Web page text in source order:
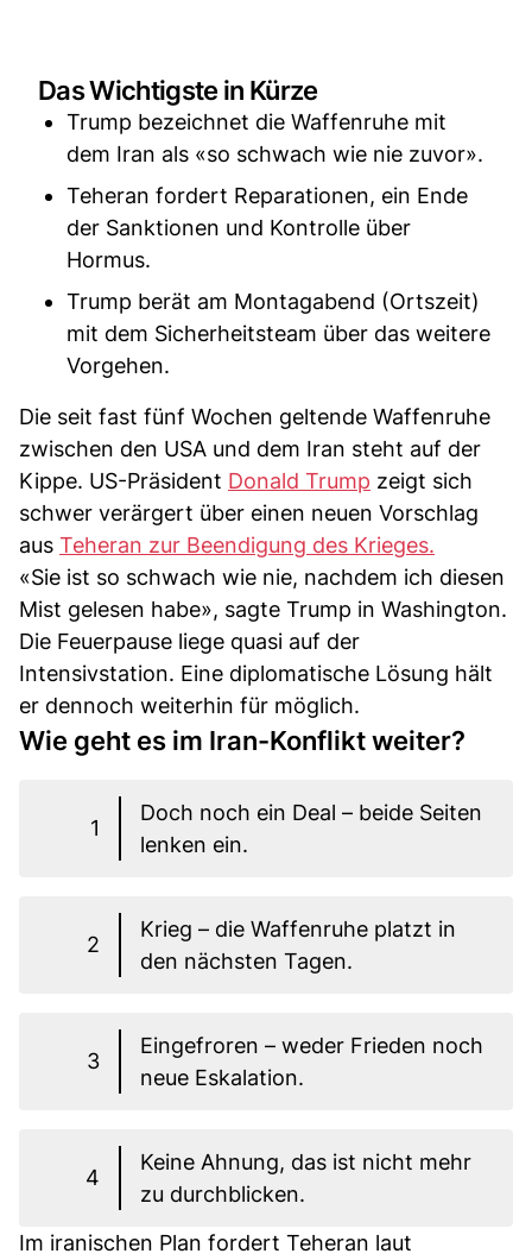
Das Wichtigste in Kürze
Trump bezeichnet die Waffenruhe mit
dem Iran als «so schwach wie nie zuvor».
Teheran fordert Reparationen, ein Ende
der Sanktionen und Kontrolle über
Hormus.
Trump berät am Montagabend (Ortszeit)
mit dem Sicherheitsteam über das weitere
Vorgehen.
Die seit fast fünf Wochen geltende Waffenruhe
zwischen den USA und dem Iran steht auf der
Kippe. US-Präsident Donald Trump zeigt sich
schwer verärgert über einen neuen Vorschlag
aus Teheran zur Beendigung des Krieges.
«Sie ist so schwach wie nie, nachdem ich diesen
Mist gelesen habe», sagte Trump in Washington.
Die Feuerpause liege quasi auf der
Intensivstation. Eine diplomatische Lösung hält
er dennoch weiterhin für möglich.
Wie geht es im Iran-Konflikt weiter?
1
Doch noch ein Deal – beide Seiten
lenken ein.
2
Krieg – die Waffenruhe platzt in
den nächsten Tagen.
3
Eingefroren – weder Frieden noch
neue Eskalation.
4
Keine Ahnung, das ist nicht mehr
zu durchblicken.
Im iranischen Plan fordert Teheran laut